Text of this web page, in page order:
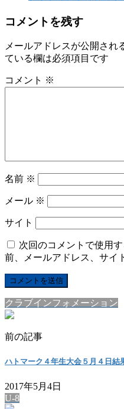
コメントを残す
メールアドレスが公開され
ている欄は必須項目です
コメント ※
名前 ※
メール ※
サイト
次回のコメントで使用
前、メールアドレス、サイ
クラブインフォメーション
前の記事
ハトマーク４年生大会５月４日結
2017年5月4日
U-8